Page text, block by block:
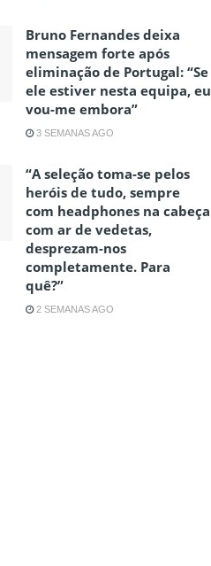
Bruno Fernandes deixa
mensagem forte após
eliminação de Portugal: “Se
ele estiver nesta equipa, eu
vou-me embora”
3 SEMANAS AGO
“A seleção toma-se pelos
heróis de tudo, sempre
com headphones na cabeça
com ar de vedetas,
desprezam-nos
completamente. Para
quê?”
2 SEMANAS AGO